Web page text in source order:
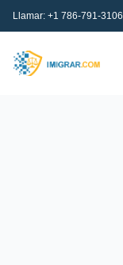
Llamar: +1 786-791-3106